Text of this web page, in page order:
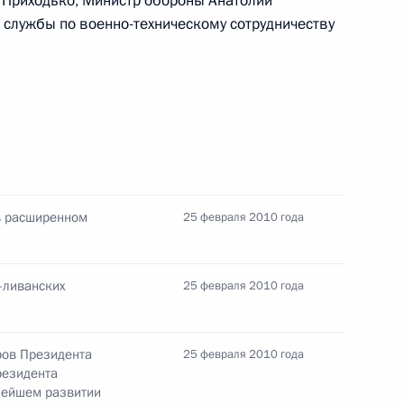
Ливана Мишелем
по военно-техническому сотрудничеству
расширенном 25 февраля 2010 года
25 февраля 2010 года
Президента
развитии
25 февраля 2010 года